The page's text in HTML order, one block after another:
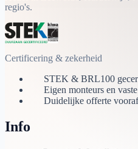
regio's.
Certificering & zekerheid
STEK & BRL100
Eigen monteurs en
Duidelijke offerte vooraf
Info